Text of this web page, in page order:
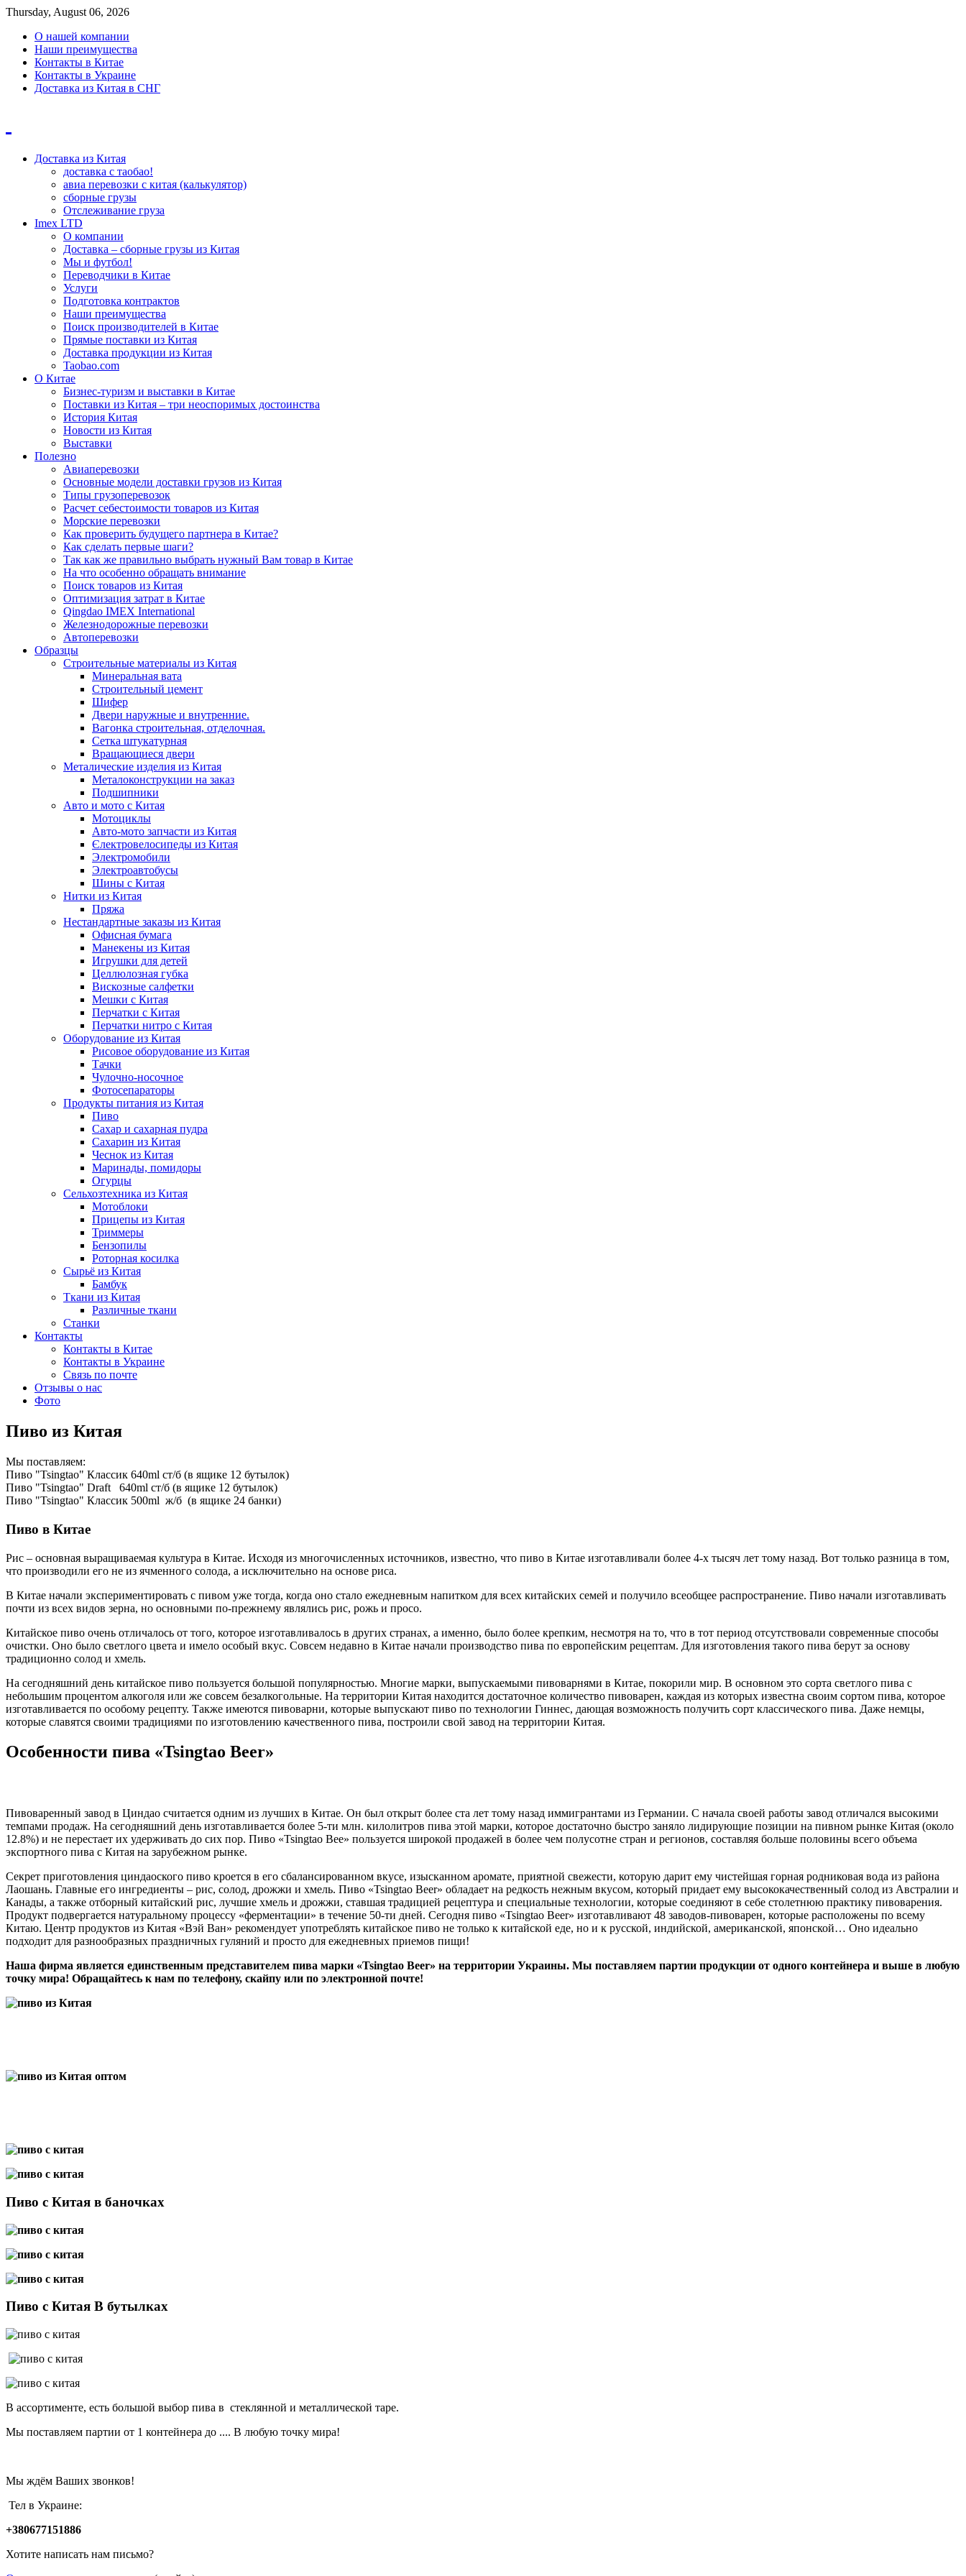
Thursday, August 06, 2026
О нашей компании
Наши преимущества
Контакты в Китае
Контакты в Украине
Доставка из Китая в СНГ
Доставка из Китая
доставка с таобао!
авиа перевозки с китая (калькулятор)
сборные грузы
Отслеживание груза
Imex LTD
О компании
Доставка – сборные грузы из Китая
Мы и футбол!
Переводчики в Китае
Услуги
Подготовка контрактов
Наши преимущества
Поиск производителей в Китае
Прямые поставки из Китая
Доставка продукции из Китая
Taobao.com
О Китае
Бизнес-туризм и выставки в Китае
Поставки из Китая – три неоспоримых достоинства
История Китая
Новости из Китая
Выставки
Полезно
Авиаперевозки
Основные модели доставки грузов из Китая
Типы грузоперевозок
Расчет себестоимости товаров из Китая
Морские перевозки
Как проверить будущего партнера в Китае?
Как сделать первые шаги?
Так как же правильно выбрать нужный Вам товар в Китае
На что особенно обращать внимание
Поиск товаров из Китая
Оптимизация затрат в Китае
Qingdao IMEX International
Железнодорожные перевозки
Автоперевозки
Образцы
Строительные материалы из Китая
Минеральная вата
Строительный цемент
Шифер
Двери наружные и внутренние.
Вагонка строительная, отделочная.
Сетка штукатурная
Вращающиеся двери
Металические изделия из Китая
Металоконструкции на заказ
Подшипники
Авто и мото с Китая
Мотоциклы
Авто-мото запчасти из Китая
Єлектровелосипеды из Китая
Электромобили
Электроавтобусы
Шины с Китая
Нитки из Китая
Пряжа
Нестандартные заказы из Китая
Офисная бумага
Манекены из Китая
Игрушки для детей
Целлюлозная губка
Вискозные салфетки
Мешки с Китая
Перчатки с Китая
Перчатки нитро с Китая
Оборудование из Китая
Рисовое оборудование из Китая
Тачки
Чулочно-носочное
Фотосепараторы
Продукты питания из Китая
Пиво
Сахар и сахарная пудра
Сахарин из Китая
Чеснок из Китая
Маринады, помидоры
Огурцы
Сельхозтехника из Китая
Мотоблоки
Прицепы из Китая
Триммеры
Бензопилы
Роторная косилка
Сырьё из Китая
Бамбук
Ткани из Китая
Различные ткани
Станки
Контакты
Контакты в Китае
Контакты в Украине
Связь по почте
Отзывы о нас
Фото
Пиво из Китая
Мы поставляем:
Пиво "Tsingtao" Классик 640ml ст/б (в ящике 12 бутылок)
Пиво "Tsingtao" Draft 640ml ст/б (в ящике 12 бутылок)
Пиво "Tsingtao" Классик 500ml ж/б (в ящике 24 банки)
Пиво в Китае
Рис – основная выращиваемая культура в Китае. Исходя из многочисленных источников, известно, что пиво в Китае изготавливали более 4-х тысяч лет тому назад. Вот только разница в том,
что производили его не из ячменного солода, а исключительно на основе риса.
В Китае начали экспериментировать с пивом уже тогда, когда оно стало ежедневным напитком для всех китайских семей и получило всеобщее распространение. Пиво начали изготавливать
почти из всех видов зерна, но основными по-прежнему являлись рис, рожь и просо.
Китайское пиво очень отличалось от того, которое изготавливалось в других странах, а именно, было более крепким, несмотря на то, что в тот период отсутствовали современные способы
очистки. Оно было светлого цвета и имело особый вкус. Совсем недавно в Китае начали производство пива по европейским рецептам. Для изготовления такого пива берут за основу
традиционно солод и хмель.
На сегодняшний день китайское пиво пользуется большой популярностью. Многие марки, выпускаемыми пивоварнями в Китае, покорили мир. В основном это сорта светлого пива с
небольшим процентом алкоголя или же совсем безалкогольные. На территории Китая находится достаточное количество пивоварен, каждая из которых известна своим сортом пива, которое
изготавливается по особому рецепту. Также имеются пивоварни, которые выпускают пиво по технологии Гиннес, дающая возможность получить сорт классического пива. Даже немцы,
которые славятся своими традициями по изготовлению качественного пива, построили свой завод на территории Китая.
Особенности пива «Tsingtao Beer»
Пивоваренный завод в Циндао считается одним из лучших в Китае. Он был открыт более ста лет тому назад иммигрантами из Германии. С начала своей работы завод отличался высокими
темпами продаж. На сегодняшний день изготавливается более 5-ти млн. килолитров пива этой марки, которое достаточно быстро заняло лидирующие позиции на пивном рынке Китая (около
12.8%) и не перестает их удерживать до сих пор. Пиво «Tsingtao Bee» пользуется широкой продажей в более чем полусотне стран и регионов, составляя больше половины всего объема
экспортного пива с Китая на зарубежном рынке.
Секрет приготовления циндаоского пиво кроется в его сбалансированном вкусе, изысканном аромате, приятной свежести, которую дарит ему чистейшая горная родниковая вода из района
Лаошань. Главные его ингредиенты – рис, солод, дрожжи и хмель. Пиво «Tsingtao Beer» обладает на редкость нежным вкусом, который придает ему высококачественный солод из Австралии и
Канады, а также отборный китайский рис, лучшие хмель и дрожжи, ставшая традицией рецептура и специальные технологии, которые соединяют в себе столетнюю практику пивоварения.
Продукт подвергается натуральному процессу «ферментации» в течение 50-ти дней. Сегодня пиво «Tsingtao Beer» изготавливают 48 заводов-пивоварен, которые расположены по всему
Китаю. Центр продуктов из Китая «Вэй Ван» рекомендует употреблять китайское пиво не только к китайской еде, но и к русской, индийской, американской, японской… Оно идеально
подходит для разнообразных праздничных гуляний и просто для ежедневных приемов пищи!
Наша фирма является единственным представителем пива марки «Tsingtao Beer» на территории Украины. Мы поставляем партии продукции от одного контейнера и выше в любую
точку мира! Обращайтесь к нам по телефону, скайпу или по электронной почте!
Пиво с Китая в баночках
Пиво с Китая В бутылках
В ассортименте, есть большой выбор пива в стеклянной и металлической таре.
Мы поставляем партии от 1 контейнера до .... В любую точку мира!
Мы ждём Ваших звонков!
Тел в Украине:
+380677151886
Хотите написать нам письмо?